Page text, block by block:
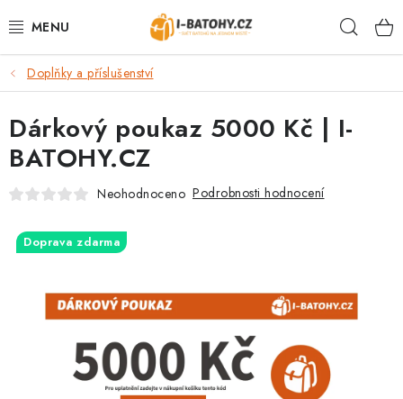
na
VÝPRODEJ %
BATOHY
TAŠKY, KABELKY
PENĚŽENKY
DOPLŇKY A PŘÍSLUŠENSTVÍ
Doplňky a příslušenství
Dárkový poukaz 5000 Kč | I-
BATOHY.CZ
Neohodnoceno Podrobnosti hodnocení
Doprava zdarma